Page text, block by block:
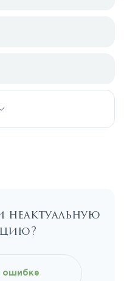
ошибке